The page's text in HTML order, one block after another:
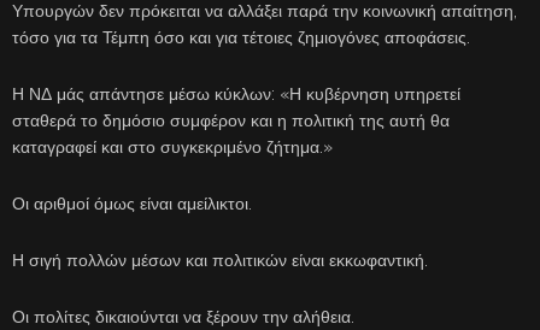
Υπουργών δεν πρόκειται να αλλάξει παρά την κοινωνική απαίτηση,
τόσο για τα Τέμπη όσο και για τέτοιες ζημιογόνες αποφάσεις.
Η ΝΔ μάς απάντησε μέσω κύκλων: «Η κυβέρνηση υπηρετεί
σταθερά το δημόσιο συμφέρον και η πολιτική της αυτή θα
καταγραφεί και στο συγκεκριμένο ζήτημα.»
Οι αριθμοί όμως είναι αμείλικτοι.
Η σιγή πολλών μέσων και πολιτικών είναι εκκωφαντική.
Οι πολίτες δικαιούνται να ξέρουν την αλήθεια.